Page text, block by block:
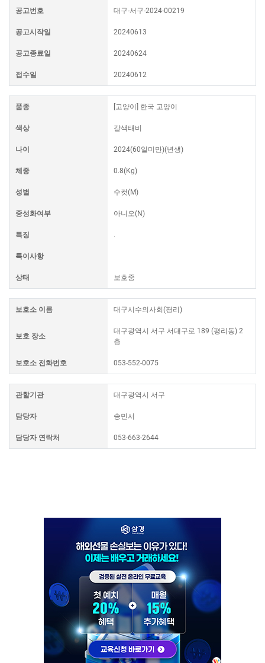
공고번호 대구-서구-2024-00219
공고시작일 20240613
공고종료일 20240624
접수일 20240612
품종 [고양이] 한국 고양이
색상 갈색태비
나이 2024(60일미만)(년생)
체중 0.8(Kg)
성별 수컷(M)
중성화여부 아니오(N)
특징 .
특이사항
상태 보호중
보호소 이름 대구시수의사회(평리)
보호 장소
대구광역시 서구 서대구로 189 (평리동) 2
층
보호소 전화번호 053-552-0075
관할기관 대구광역시 서구
담당자 송민서
담당자 연락처 053-663-2644